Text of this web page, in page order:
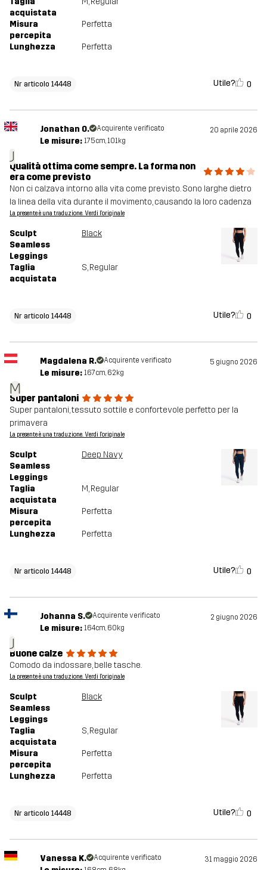
acquistata
Misura
percepita
Perfetta
Lunghezza Perfetta
Nr articolo 14448 Utile? 0
J
Jonathan O. Acquirente verificato 20 aprile 2026
Le misure: 175cm, 101kg
Qualità ottima come sempre. La forma non
era come previsto
Non ci calzava intorno alla vita come previsto. Sono larghe dietro
la linea della vita durante il movimento, causando la loro cadenza
La presente è una traduzione. Verdi l'originale
Sculpt
Seamless
Leggings
Black
Taglia
acquistata
S, Regular
Nr articolo 14448 Utile? 0
M
Magdalena R. Acquirente verificato 5 giugno 2026
Le misure: 167cm, 62kg
Super pantaloni
Super pantaloni, tessuto sottile e confortevole perfetto per la
primavera
La presente è una traduzione. Verdi l'originale
Sculpt
Seamless
Leggings
Deep Navy
Taglia
acquistata
M, Regular
Misura
percepita
Perfetta
Lunghezza Perfetta
Nr articolo 14448 Utile? 0
J
Johanna S. Acquirente verificato 2 giugno 2026
Le misure: 164cm, 60kg
Buone calze
Comodo da indossare, belle tasche.
La presente è una traduzione. Verdi l'originale
Sculpt
Seamless
Leggings
Black
Taglia
acquistata
S, Regular
Misura
percepita
Perfetta
Lunghezza Perfetta
Nr articolo 14448 Utile? 0
Vanessa K. Acquirente verificato 31 maggio 2026